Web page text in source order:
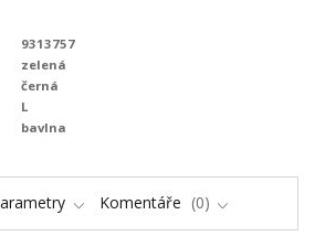
9313757
zelená
černá
L
bavlna
Komentáře 0